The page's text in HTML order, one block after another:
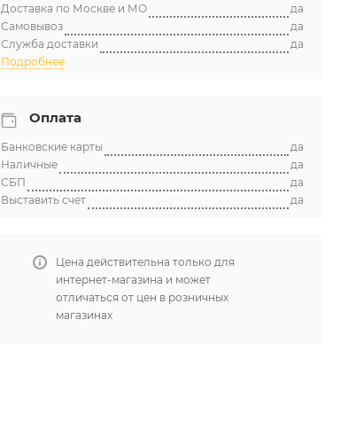
Доставка по Москве и МО
да
Самовывоз
да
Служба доставки
да
Подробнее
Оплата
Банковские карты
да
Наличные
да
СБП
да
Выставить счет
да
Цена действительна только для
интернет-магазина и может
отличаться от цен в розничных
магазинах